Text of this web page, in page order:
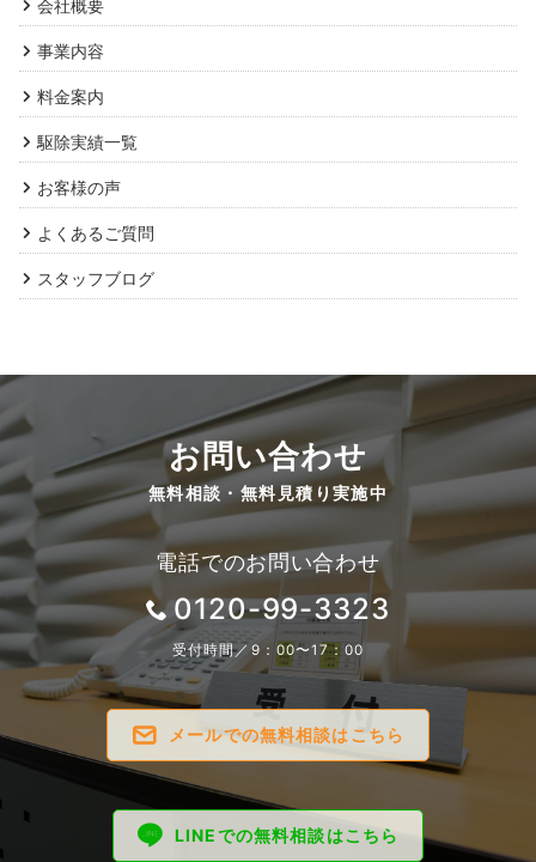
会社概要
事業内容
料金案内
駆除実績一覧
お客様の声
よくあるご質問
スタッフブログ
お問い合わせ
無料相談・無料見積り実施中
電話でのお問い合わせ
0120-99-3323
受付時間／9：00〜17：00
メールでの無料相談はこちら
LINEでの無料相談はこちら